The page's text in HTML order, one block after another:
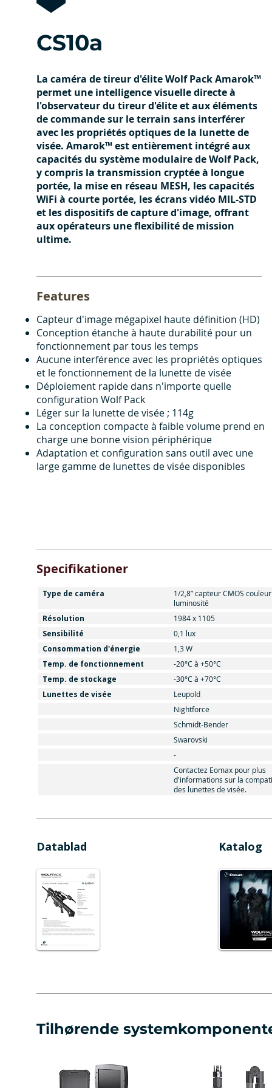
CS10a
La caméra de tireur d'élite Wolf Pack Amarok™
permet une intelligence visuelle directe à
l'observateur du tireur d'élite et aux éléments
de commande sur le terrain sans interférer
avec les propriétés optiques de la lunette de
visée. Amarok™ est entièrement intégré aux
capacités du système modulaire de Wolf Pack,
y compris la transmission cryptée à longue
portée, la mise en réseau MESH, les capacités
WiFi à courte portée, les écrans vidéo MIL-STD
et les dispositifs de capture d'image, offrant
aux opérateurs une flexibilité de mission
ultime.
Features
Capteur d'image mégapixel haute définition (HD)
Conception étanche à haute durabilité pour un
fonctionnement par tous les temps
Aucune interférence avec les propriétés optiques
et le fonctionnement de la lunette de visée
Déploiement rapide dans n'importe quelle
configuration Wolf Pack
Léger sur la lunette de visée ; 114g
La conception compacte à faible volume prend en
charge une bonne vision périphérique
Adaptation et configuration sans outil avec une
large gamme de lunettes de visée disponibles
Specifikationer
Type de caméra
1/2,8” capteur CMOS
luminosité
Résolution 1984 x 1105
Sensibilité 0,1 lux
Consommation d'énergie 1,3 W
Temp. de fonctionnement -20°C à +50°C
Temp. de stockage -30°C à +70°C
Lunettes de visée
Leupold
Nightforce
Schmidt-Bender
Swarovski
-
Contactez Eomax pour plus
d'informations sur la
des lunettes de visée.
Datablad Katalog
Tilhørende